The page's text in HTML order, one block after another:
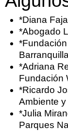
*Diana
*Abogado
*Adriana
Fundación
*Ricardo
Ambiente
*Julia
Parques